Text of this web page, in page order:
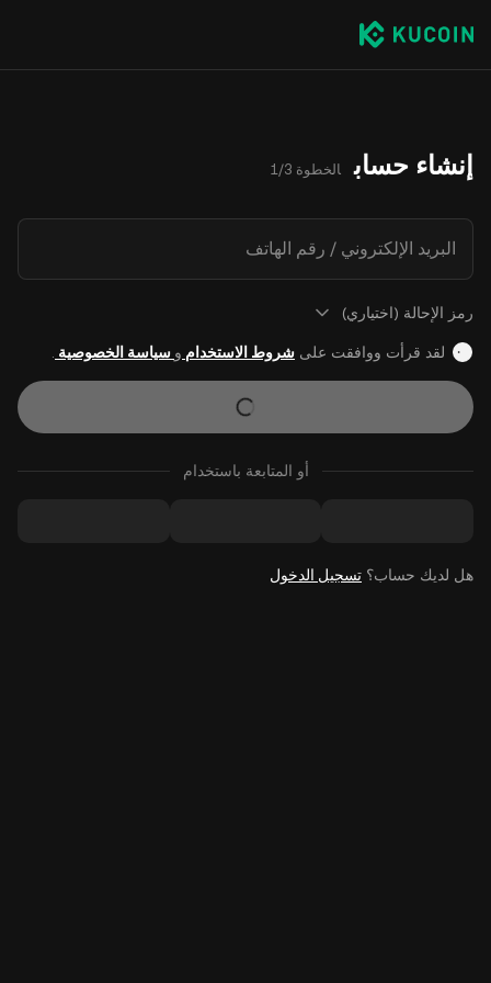
إنشاء حساب الخطوة 1/3
البريد الإلكتروني / رقم الهاتف
رمز الإحالة (اختياري)
لقد قرأت ووافقت على شروط الاستخدام و سياسة الخصوصية
أو المتابعة باستخدام
هل لديك حساب؟ تسجيل الدخول